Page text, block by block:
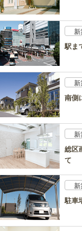
駅ま
南側
総区
て
駐車